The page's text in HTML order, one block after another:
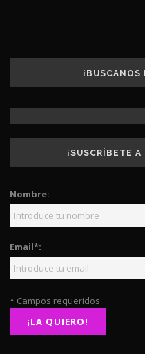
¡BUSCANOS
¡SUSCRÍBETE
Nombre:
Email*:
* Campos requeridos